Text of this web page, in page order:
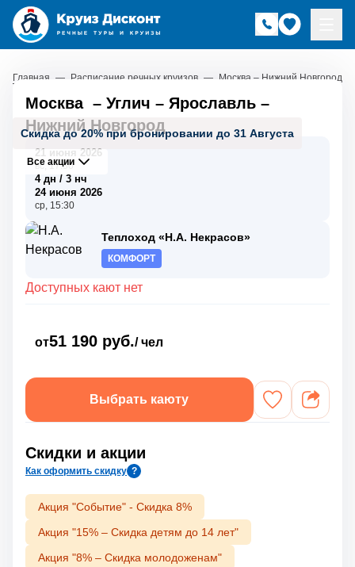
Главная — Расписание речных круизов — Москва – Нижний Новгород
Скидка до 20% при бронировании до 31 Августа
Все акции
Москва – Углич – Ярославль –
Нижний Новгород
21 июня 2026
вс, 17:30
4 дн / 3 нч
24 июня 2026
ср, 15:30
Теплоход «Н.А. Некрасов»
КОМФОРТ
Доступных кают нет
от51 190 руб./ чел
Выбрать каюту
Скидки и акции
Как оформить скидку ?
Акция "Событие" - Скидка 8%
Акция "15% – Скидка детям до 14 лет"
Акция "8% – Скидка молодоженам"